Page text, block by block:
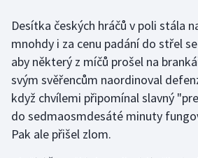
Gymnastika
Házená
Jezdectví
Desítka českých hráčů v poli stála
mnohdy i za cenu padání do střel
aby některý z míčů prošel na
svým svěřencům naordinoval
když chvílemi připomínal slavný
do sedmaosmdesáté minuty
Pak ale přišel zlom.